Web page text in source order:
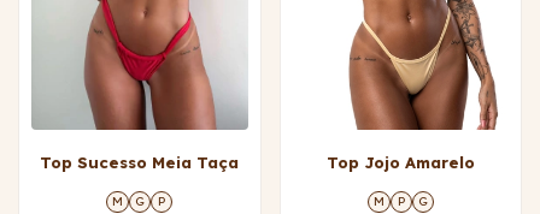
Top Sucesso Meia Taça
M G P
Top Jojo Amarelo
M P G